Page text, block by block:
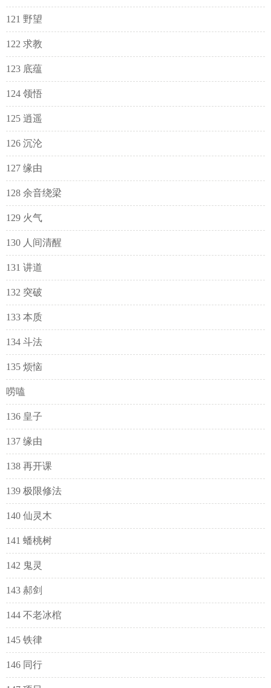
121 野望
122 求教
123 底蕴
124 领悟
125 逍遥
126 沉沦
127 缘由
128 余音绕梁
129 火气
130 人间清醒
131 讲道
132 突破
133 本质
134 斗法
135 烦恼
唠嗑
136 皇子
137 缘由
138 再开课
139 极限修法
140 仙灵木
141 蟠桃树
142 鬼灵
143 郝剑
144 不老冰棺
145 铁律
146 同行